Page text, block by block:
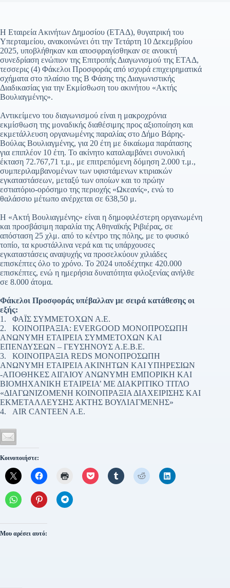
Η Εταιρεία Ακινήτων Δημοσίου (ΕΤΑΔ), θυγατρική του
Υπερταμείου, ανακοινώνει ότι την Τετάρτη 10 Δεκεμβρίου
2025, υποβλήθηκαν και αποσφραγίσθηκαν σε ανοικτή
συνεδρίαση ενώπιον της Επιτροπής Διαγωνισμού της ΕΤΑΔ,
τεσσερις (4) Φάκελοι Προσφοράς από ισχυρά επιχειρηματικά
σχήματα στο πλαίσιο της Β Φάσης της Διαγωνιστικής
Διαδικασίας για την Εκμίσθωση του ακινήτου «Ακτής
Βουλιαγμένης».
Αντικείμενο του διαγωνισμού είναι η μακροχρόνια
εκμίσθωση της μοναδικής διαθέσιμης προς αξιοποίηση και
εκμετάλλευση οργανωμένης παραλίας στο Δήμο Βάρης-
Βούλας Βουλιαγμένης, για 20 έτη με δικαίωμα παράτασης
για επιπλέον 10 έτη. Το ακίνητο καταλαμβάνει συνολική
έκταση 72.767,71 τ.μ., με επιτρεπόμενη δόμηση 2.000 τ.μ.,
συμπεριλαμβανομένων των υφιστάμενων κτιριακών
εγκαταστάσεων, μεταξύ των οποίων και το πρώην
εστιατόριο-ορόσημο της περιοχής «Ωκεανίς», ενώ το
θαλάσσιο μέτωπο ανέρχεται σε 638,50 μ.
Η «Ακτή Βουλιαγμένης» είναι η δημοφιλέστερη οργανωμένη
και προσβάσιμη παραλία της Αθηναϊκής Ριβιέρας, σε
απόσταση 25 χλμ. από το κέντρο της πόλης, με το φυσικό
τοπίο, τα κρυστάλλινα νερά και τις υπάρχουσες
εγκαταστάσεις αναψυχής να προσελκύουν χιλιάδες
επισκέπτες όλο το χρόνο. Το 2024 υποδέχτηκε 420.000
επισκέπτες, ενώ η ημερήσια δυνατότητα φιλοξενίας ανήλθε
σε 8.000 άτομα.
Φάκελοι Προσφοράς υπέβαλλαν με σειρά κατάθεσης οι
εξής:
1. ΦΑΪΣ ΣΥΜΜΕΤΟΧΩΝ Α.Ε.
2. ΚΟΙΝΟΠΡΑΞΙΑ: EVERGOOD ΜΟΝΟΠΡΟΣΩΠΗ
ΑΝΩΝΥΜΗ ΕΤΑΙΡΕΙΑ ΣΥΜΜΕΤΟΧΩΝ ΚΑΙ
ΕΠΕΝΔΥΣΕΩΝ – ΓΕΥΣΗΝΟΥΣ Α.Ε.Β.Ε.
3. ΚΟΙΝΟΠΡΑΞΙΑ REDS ΜΟΝΟΠΡΟΣΩΠΗ
ΑΝΩΝΥΜΗ ΕΤΑΙΡΕΙΑ ΑΚΙΝΗΤΩΝ ΚΑΙ ΥΠΗΡΕΣΙΩΝ
-ΑΠΟΘΗΚΕΣ ΑΙΓΑΙΟΥ ΑΝΩΝΥΜΗ ΕΜΠΟΡΙΚΗ ΚΑΙ
ΒΙΟΜΗΧΑΝΙΚΗ ΕΤΑΙΡΕΙΑ’ ΜΕ ΔΙΑΚΡΙΤΙΚΟ ΤΙΤΛΟ
«ΔΙΑΓΩΝΙΖΟΜΕΝΗ ΚΟΙΝΟΠΡΑΞΙΑ ΔΙΑΧΕΙΡΙΣΗΣ ΚΑΙ
ΕΚΜΕΤΑΛΛΕΥΣΗΣ ΑΚΤΗΣ ΒΟΥΛΙΑΓΜΕΝΗΣ»
4. AIR CANTEEN A.E.
Κοινοποιήστε:
Μου αρέσει αυτό: